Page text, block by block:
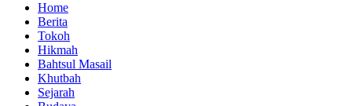
Home
Berita
Tokoh
Hikmah
Bahtsul Masail
Khutbah
Sejarah